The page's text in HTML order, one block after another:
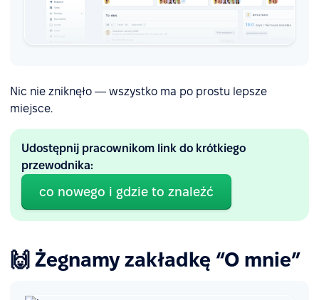
Nic nie zniknęło — wszystko ma po prostu lepsze
miejsce.
Udostępnij pracownikom link do krótkiego
przewodnika:
co nowego i gdzie to znaleźć
🙌 Żegnamy zakładkę “O mnie”